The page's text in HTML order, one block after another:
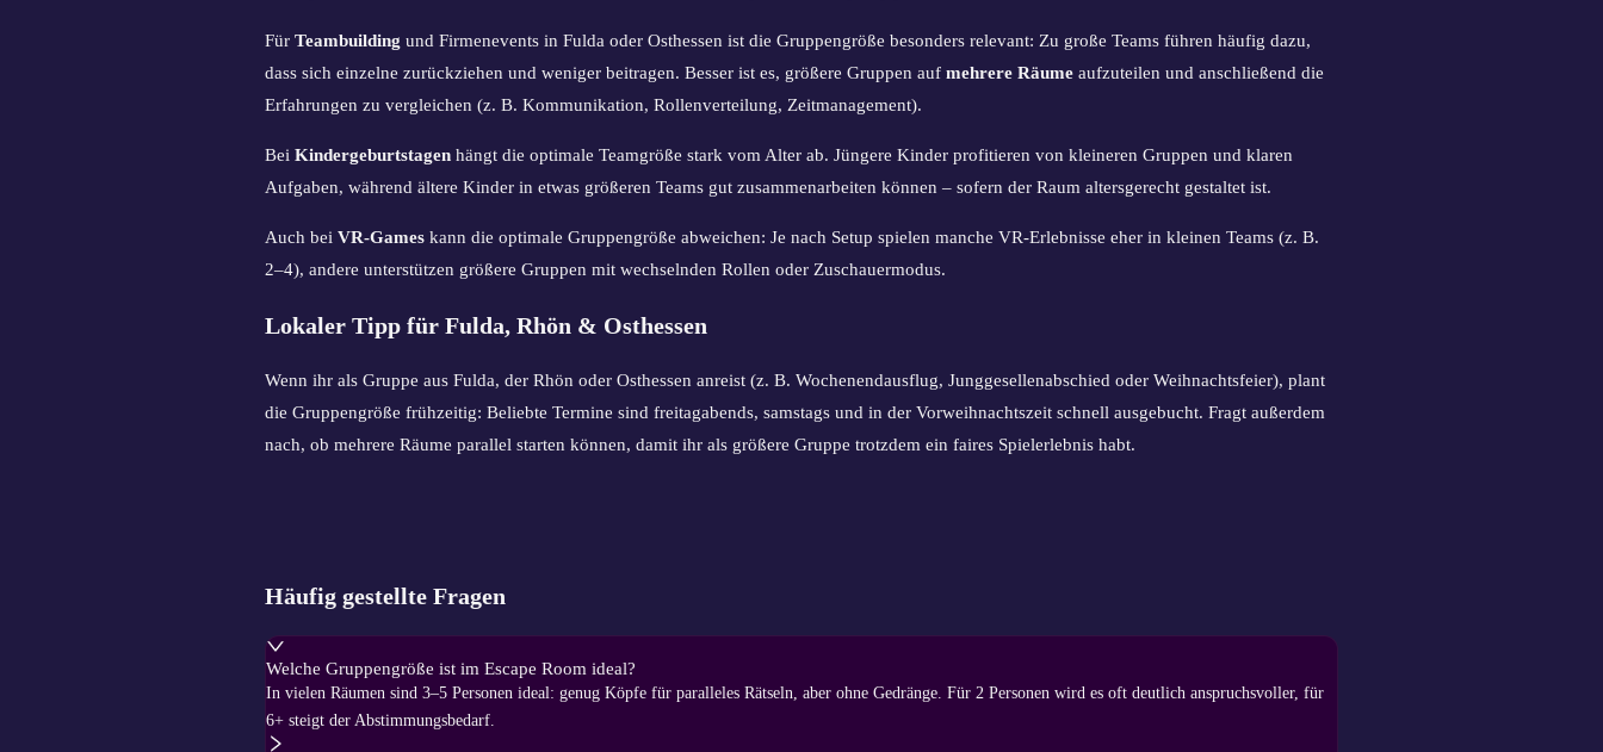
Für Teambuilding und Firmenevents in Fulda oder Osthessen ist die Gruppengröße besonders relevant: Zu große Teams führen häufig dazu,
dass sich einzelne zurückziehen und weniger beitragen. Besser ist es, größere Gruppen auf mehrere Räume aufzuteilen und anschließend die
Erfahrungen zu vergleichen (z. B. Kommunikation, Rollenverteilung, Zeitmanagement).
Bei Kindergeburtstagen hängt die optimale Teamgröße stark vom Alter ab. Jüngere Kinder profitieren von kleineren Gruppen und klaren
Aufgaben, während ältere Kinder in etwas größeren Teams gut zusammenarbeiten können – sofern der Raum altersgerecht gestaltet ist.
Auch bei VR-Games kann die optimale Gruppengröße abweichen: Je nach Setup spielen manche VR-Erlebnisse eher in kleinen Teams (z. B.
2–4), andere unterstützen größere Gruppen mit wechselnden Rollen oder Zuschauermodus.
Lokaler Tipp für Fulda, Rhön & Osthessen
Wenn ihr als Gruppe aus Fulda, der Rhön oder Osthessen anreist (z. B. Wochenendausflug, Junggesellenabschied oder Weihnachtsfeier), plant
die Gruppengröße frühzeitig: Beliebte Termine sind freitagabends, samstags und in der Vorweihnachtszeit schnell ausgebucht. Fragt außerdem
nach, ob mehrere Räume parallel starten können, damit ihr als größere Gruppe trotzdem ein faires Spielerlebnis habt.
Häufig gestellte Fragen
Welche Gruppengröße ist im Escape Room ideal?
In vielen Räumen sind 3–5 Personen ideal: genug Köpfe für paralleles Rätseln, aber ohne Gedränge. Für 2 Personen wird es oft deutlich anspruchsvoller, für
6+ steigt der Abstimmungsbedarf.